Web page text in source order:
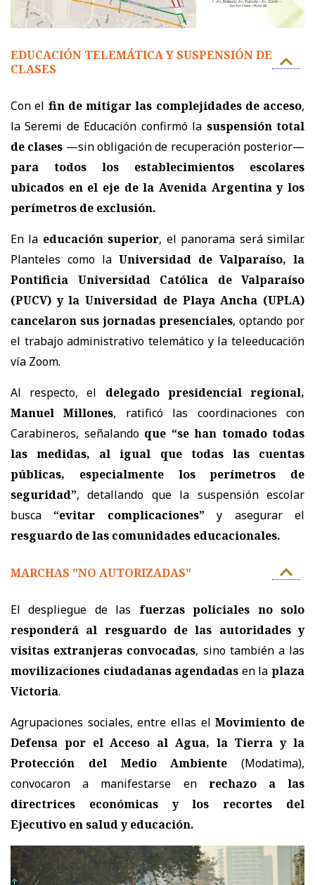
EDUCACIÓN TELEMÁTICA Y SUSPENSIÓN DE
CLASES
Con el fin de mitigar las complejidades de acceso,
la Seremi de Educación confirmó la suspensión total
de clases —sin obligación de recuperación posterior—
para todos los establecimientos escolares
ubicados en el eje de la Avenida Argentina y los
perímetros de exclusión.
En la educación superior, el panorama será similar.
Planteles como la Universidad de Valparaíso, la
Pontificia Universidad Católica de Valparaíso
(PUCV) y la Universidad de Playa Ancha (UPLA)
cancelaron sus jornadas presenciales, optando por
el trabajo administrativo telemático y la teleeducación
vía Zoom.
Al respecto, el delegado presidencial regional,
Manuel Millones, ratificó las coordinaciones con
Carabineros, señalando que “se han tomado todas
las medidas, al igual que todas las cuentas
públicas, especialmente los perímetros de
seguridad”, detallando que la suspensión escolar
busca “evitar complicaciones” y asegurar el
resguardo de las comunidades educacionales.
MARCHAS "NO AUTORIZADAS"
El despliegue de las fuerzas policiales no solo
responderá al resguardo de las autoridades y
visitas extranjeras convocadas, sino también a las
movilizaciones ciudadanas agendadas en laplaza
Victoria.
Agrupaciones sociales, entre ellas elMovimiento de
Defensa por el Acceso al Agua, la Tierra y la
Protección del Medio Ambiente (Modatima),
convocaron a manifestarse en rechazo a las
directrices económicas y los recortes del
Ejecutivo en salud y educación.